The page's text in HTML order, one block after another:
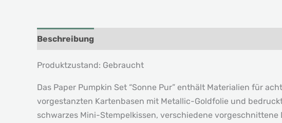
Beschreibung
Produktzustand: Gebraucht
Das Paper Pumpkin Set “Sonne Pur” enthält Materialien für
vorgestanzten Kartenbasen mit Metallic-Goldfolie und
schwarzes Mini-Stempelkissen, verschiedene